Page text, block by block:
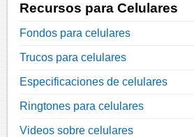
Recursos para Celulares
Fondos para celulares
Trucos para celulares
Especificaciones de celulares
Ringtones para celulares
Videos sobre celulares